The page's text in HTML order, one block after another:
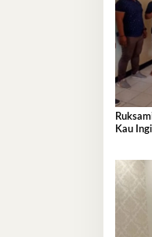
Kau